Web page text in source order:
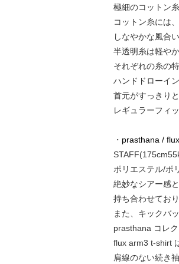
極細のコットン
コットン糸には
しなやかな風合
半透明糸は軽や
それぞれの糸の
ハンドドローイ
首元がすっきり
レギュラーフィ
・ prasthana /
ポリエステル/ポ
絶妙なシアー感
持ち合わせてお
また、キックバ
prasthana コレ
flux arm3 t-shirt
肩線のない続き